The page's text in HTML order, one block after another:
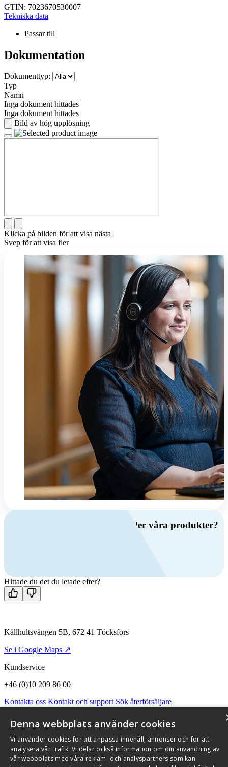
GTIN: 7023670530007
Tekniska data
Passar till
Dokumentation
Dokumenttyp:
Typ
Namn
Inga dokument hittades
Inga dokument hittades
Bild av hög upplösning
Klicka på bilden för att visa nästa
Svep för att visa fler
Har du frågor om ventilation eller våra produkter?
Kontakta oss
Hittade du det du letade efter?
Källhultsvängen 5B, 672 41 Töcksfors
Se i Google Maps ↗
Kundservice
+46 (0)10 209 86 00
Kontakta oss Kontakt och support Sök återförsäljare
Om Flexit
Aktuellt Miljö och kvalitetssäkring Alarmkoder
Qnister Visselblåsningsfunktion
© 2026 Flexit AB. Alla rättigheter förbehållna
Aktuellt Miljö och kvalitetssäkring
Denna webbplats använder cookies
Vi använder cookies för att anpassa innehåll, annonser och för att
analysera vår trafik. Vi delar också information om din användning av
vår webbplats med våra reklam- och analyspartners som kan